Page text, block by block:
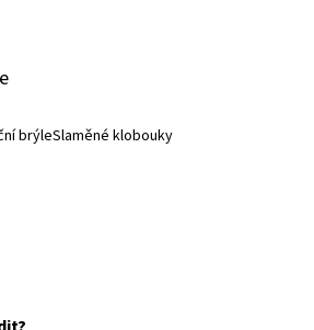
brýleSlaměné klobouky